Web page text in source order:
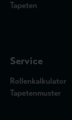
Tapeten
Service
Rollenkalkulator
Tapetenmuster